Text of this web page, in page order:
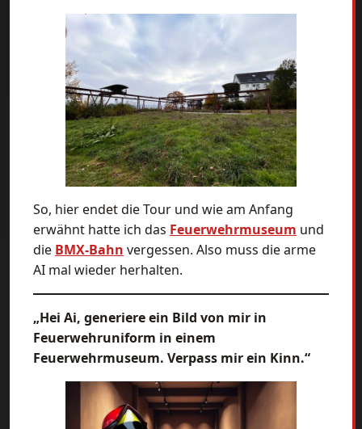
So, hier endet die Tour und wie am Anfang
erwähnt hatte ich das Feuerwehrmuseum und
die BMX-Bahn vergessen. Also muss die arme
AI mal wieder herhalten.
„Hei Ai, generiere ein Bild von mir in
Feuerwehruniform in einem
Feuerwehrmuseum. Verpass mir ein Kinn.“